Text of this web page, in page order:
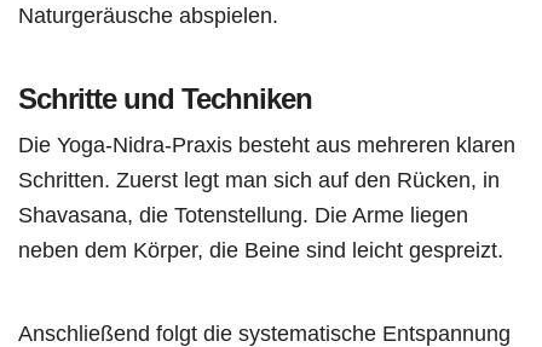
Naturgeräusche abspielen.
Schritte und Techniken
Die Yoga-Nidra-Praxis besteht aus mehreren klaren
Schritten. Zuerst legt man sich auf den Rücken, in
Shavasana, die Totenstellung. Die Arme liegen
neben dem Körper, die Beine sind leicht gespreizt.
Anschließend folgt die systematische Entspannung